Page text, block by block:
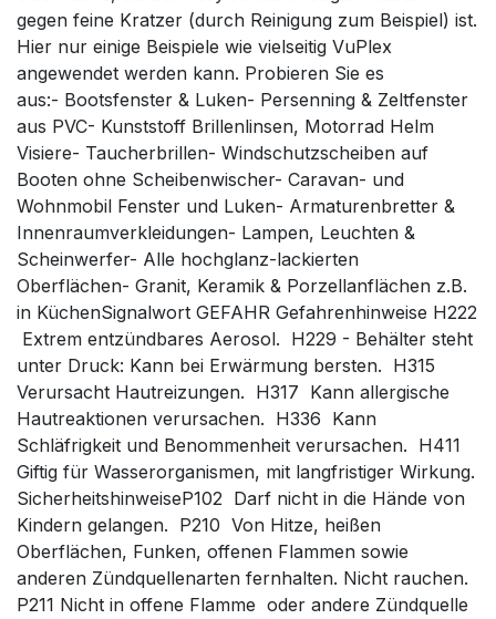
gegen feine Kratzer (durch Reinigung zum Beispiel) ist.
Hier nur einige Beispiele wie vielseitig VuPlex
angewendet werden kann. Probieren Sie es
aus:- Bootsfenster & Luken- Persenning & Zeltfenster
aus PVC- Kunststoff Brillenlinsen, Motorrad Helm
Visiere- Taucherbrillen- Windschutzscheiben auf
Booten ohne Scheibenwischer- Caravan- und
Wohnmobil Fenster und Luken- Armaturenbretter &
Innenraumverkleidungen- Lampen, Leuchten &
Scheinwerfer- Alle hochglanz-lackierten
Oberflächen- Granit, Keramik & Porzellanflächen z.B.
in KüchenSignalwort GEFAHR Gefahrenhinweise H222
 Extrem entzündbares Aerosol. H229 - Behälter steht
unter Druck: Kann bei Erwärmung bersten. H315 
Verursacht Hautreizungen. H317  Kann allergische
Hautreaktionen verursachen. H336  Kann
Schläfrigkeit und Benommenheit verursachen. H411 
Giftig für Wasserorganismen, mit langfristiger Wirkung.
SicherheitshinweiseP102  Darf nicht in die Hände von
Kindern gelangen. P210  Von Hitze, heißen
Oberflächen, Funken, offenen Flammen sowie
anderen Zündquellenarten fernhalten. Nicht rauchen.
P211 Nicht in offene Flamme oder andere Zündquelle